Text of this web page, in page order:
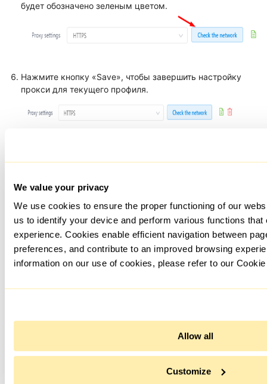
We value your privacy
We use cookies to ensure the proper functioning of our
us to identify your device and perform various functions
experience. Cookies enable efficient navigation between
preferences, and contribute to an improved browsing
information on our use of cookies, please refer to our
Allow all
Customize
будет обозначено зеленым цветом.
Нажмите кнопку «Save», чтобы завершить настройку
прокси для текущего профиля.
Настройка прокси в браузере Maskfog